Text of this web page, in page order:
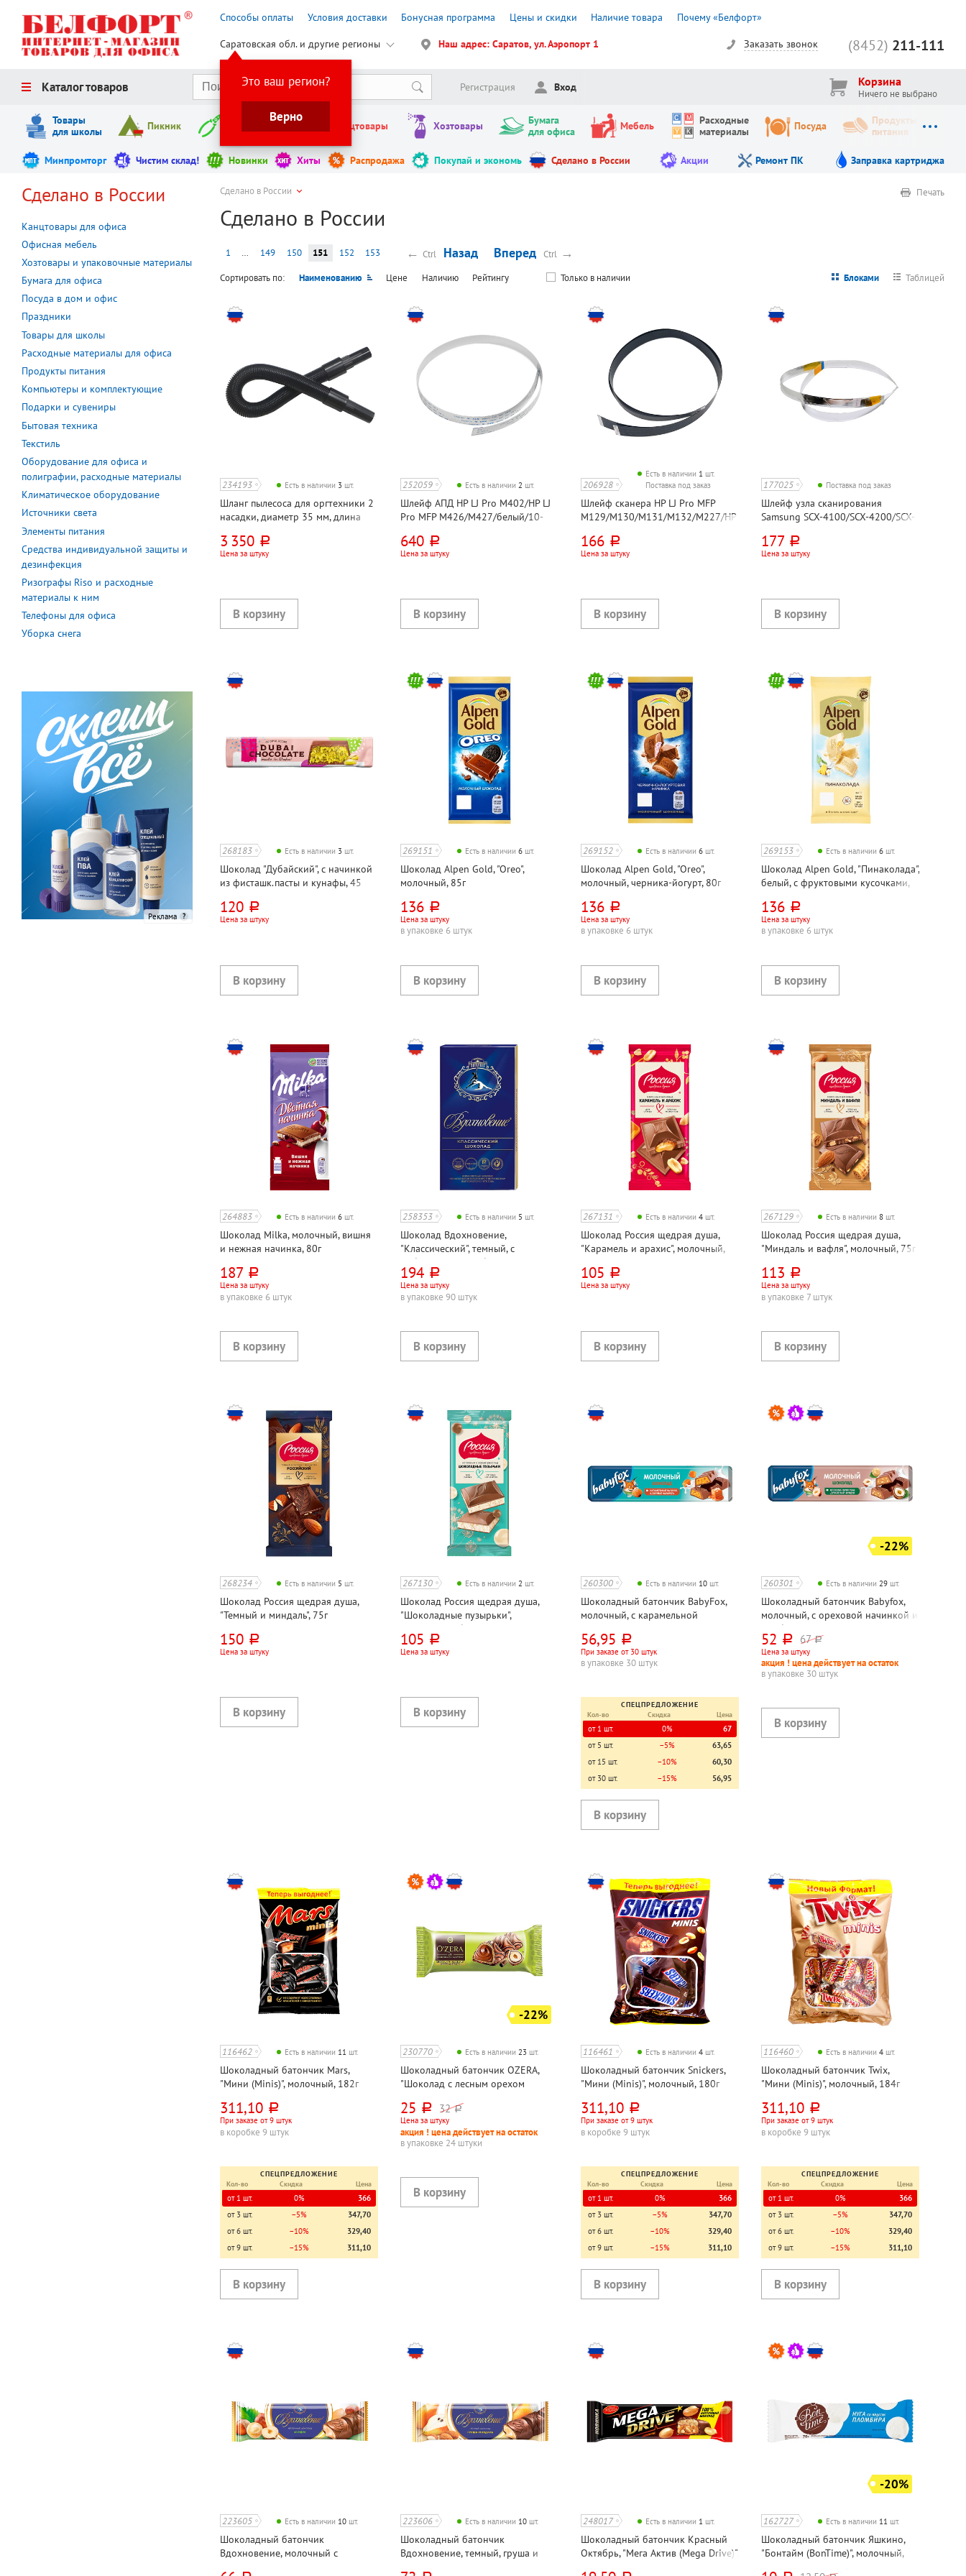
Способы оплаты Условия доставки Бонусная программа Цены и скидки Наличие товара Почему «Белфорт»
Саратовская обл. и другие регионы
Это ваш регион?
Верно
Наш адрес: Саратов, ул. Аэропорт 1 (8452) 211-111
Заказать звонок
Каталог товаров Регистрация Вход Корзина
Ничего не выбрано
Товары
для школы
Пикник Инструменты Канцтовары Хозтовары
Бумага
для офиса
Мебель
Расходные
материалы
Посуда
Продукты
питания
Минпромторг Чистим склад! Новинки Хиты Распродажа Покупай и экономь Сделано в России Акции Ремонт ПК Заправка картриджа
Сделано в России
Канцтовары для офиса
Офисная мебель
Хозтовары и упаковочные материалы
Бумага для офиса
Посуда в дом и офис
Праздники
Товары для школы
Расходные материалы для офиса
Продукты питания
Компьютеры и комплектующие
Подарки и сувениры
Бытовая техника
Текстиль
Оборудование для офиса и
полиграфии, расходные материалы
Климатическое оборудование
Источники света
Элементы питания
Средства индивидуальной защиты и
дезинфекция
Ризографы Riso и расходные
материалы к ним
Телефоны для офиса
Уборка снега
Реклама
Сделано в России
Сделано в России
Печать
←Ctrl Назад Вперед Ctrl→
1 … 149 150 151 152 153
Сортировать по: Наименованию Цене Наличию Рейтингу Только в наличии Блоками Таблицей
234193 Есть в наличии 3 шт.
Шланг пылесоса для оргтехники 2
насадки, диаметр 35 мм, длина
3 350 руб.
Цена за штуку
252059 Есть в наличии 2 шт.
Шлейф АПД HP LJ Pro M402/HP LJ
Pro MFP M426/M427/белый/10-
640 руб.
Цена за штуку
206928
Есть в наличии 1 шт.
Поставка под заказ
Шлейф сканера HP LJ Pro MFP
M129/M130/M131/M132/M227/HP
166 руб.
Цена за штуку
177025 Поставка под заказ
Шлейф узла сканирования
Samsung SCX-4100/SCX-4200/SCX-
3119/PE114/совм
177 руб.
Цена за штуку
268183 Есть в наличии 3 шт.
Шоколад "Дубайский", с начинкой
из фисташк.пасты и кунафы, 45
120 руб.
Цена за штуку
269151 Есть в наличии6 шт.
Шоколад Alpen Gold, "Oreo",
молочный, 85г
136 руб.
Цена за штуку
в упаковке 6 штук
269152 Есть в наличии6 шт.
Шоколад Alpen Gold, "Oreo",
молочный, черника-йогурт, 80г
136 руб.
Цена за штуку
в упаковке 6 штук
269153 Есть в наличии6 шт.
Шоколад Alpen Gold, "Пинаколада",
белый, с фруктовыми кусочками,
136 руб.
Цена за штуку
в упаковке 6 штук
264883 Есть в наличии6 шт.
Шоколад Milka, молочный, вишня
и нежная начинка, 80г
187 руб.
Цена за штуку
в упаковке 6 штук
258353 Есть в наличии 5 шт.
Шоколад Вдохновение,
"Классический", темный, с
добавлением дробленого
жареного фундука, 90г
194 руб.
Цена за штуку
в упаковке 90 штук
267131 Есть в наличии4 шт.
Шоколад Россия щедрая душа,
"Карамель и арахис", молочный,
105 руб.
Цена за штуку
267129 Есть в наличии8 шт.
Шоколад Россия щедрая душа,
"Миндаль и вафля", молочный, 75г
113 руб.
Цена за штуку
в упаковке 7 штук
268234 Есть в наличии 5 шт.
Шоколад Россия щедрая душа,
"Темный и миндаль", 75г
150 руб.
Цена за штуку
267130 Есть в наличии 2 шт.
Шоколад Россия щедрая душа,
"Шоколадные пузырьки",
молочный и белый пористый, 70г
105 руб.
Цена за штуку
260300 Есть в наличии 10 шт.
Шоколадный батончик BabyFox,
молочный, с карамельной
45г
56,95 руб.
При заказе от 30 штук
в упаковке 30 штук
СПЕЦПРЕДЛОЖЕНИЕ
Кол-во
Скидка Цена
от 1 шт. 0%
67
от 5 шт.
−5%
63,65
от 15 шт.
−10%
60,30
от 30 шт.
−15% 56,95
-22%
260301 Есть в наличии 29 шт.
Шоколадный батончик Babyfox,
молочный, с ореховой начинкой и
дробленым фундуком, 45г
52 руб. 67 руб.
Цена за штуку
акция ! цена действует на остаток
в упаковке 30 штук
116462 Есть в наличии 11 шт.
Шоколадный батончик Mars,
"Мини (Minis)", молочный, 182г
311,10 руб.
При заказе от 9 штук
в коробке 9 штук
СПЕЦПРЕДЛОЖЕНИЕ
Кол-во
Скидка Цена
от 1 шт. 0%
366
от 3 шт.
−5%
347,70
от 6 шт.
−10%
329,40
от 9 шт.
−15% 311,10
-22%
230770 Есть в наличии23 шт.
Шоколадный батончик OZERA,
"Шоколад с лесным орехом
фундучной пастой, 23г
25 руб. 32 руб.
Цена за штуку
акция ! цена действует на остаток
в упаковке 24 штуки
116461 Есть в наличии4 шт.
Шоколадный батончик Snickers,
"Мини (Minis)", молочный, 180г
311,10 руб.
При заказе от 9 штук
в коробке 9 штук
СПЕЦПРЕДЛОЖЕНИЕ
Кол-во
Скидка Цена
от 1 шт. 0%
366
от 3 шт.
−5%
347,70
от 6 шт.
−10%
329,40
от 9 шт.
−15% 311,10
116460 Есть в наличии4 шт.
Шоколадный батончик Twix,
"Мини (Minis)", молочный, 184г
311,10 руб.
При заказе от 9 штук
в коробке 9 штук
СПЕЦПРЕДЛОЖЕНИЕ
Кол-во
Скидка Цена
от 1 шт. 0%
366
от 3 шт.
−5%
347,70
от 6 шт.
−10%
329,40
от 9 шт.
−15% 311,10
223605 Есть в наличии 10 шт.
Шоколадный батончик
Вдохновение, молочный с
223606 Есть в наличии 10 шт.
Шоколадный батончик
Вдохновение, темный, груша и
248017 Есть в наличии 1 шт.
Шоколадный батончик Красный
Октябрь, "Мега Актив (Mega Drive)",
-20%
162727 Есть в наличии 11 шт.
Шоколадный батончик Яшкино,
"Бонтайм (BonTime)", молочный,